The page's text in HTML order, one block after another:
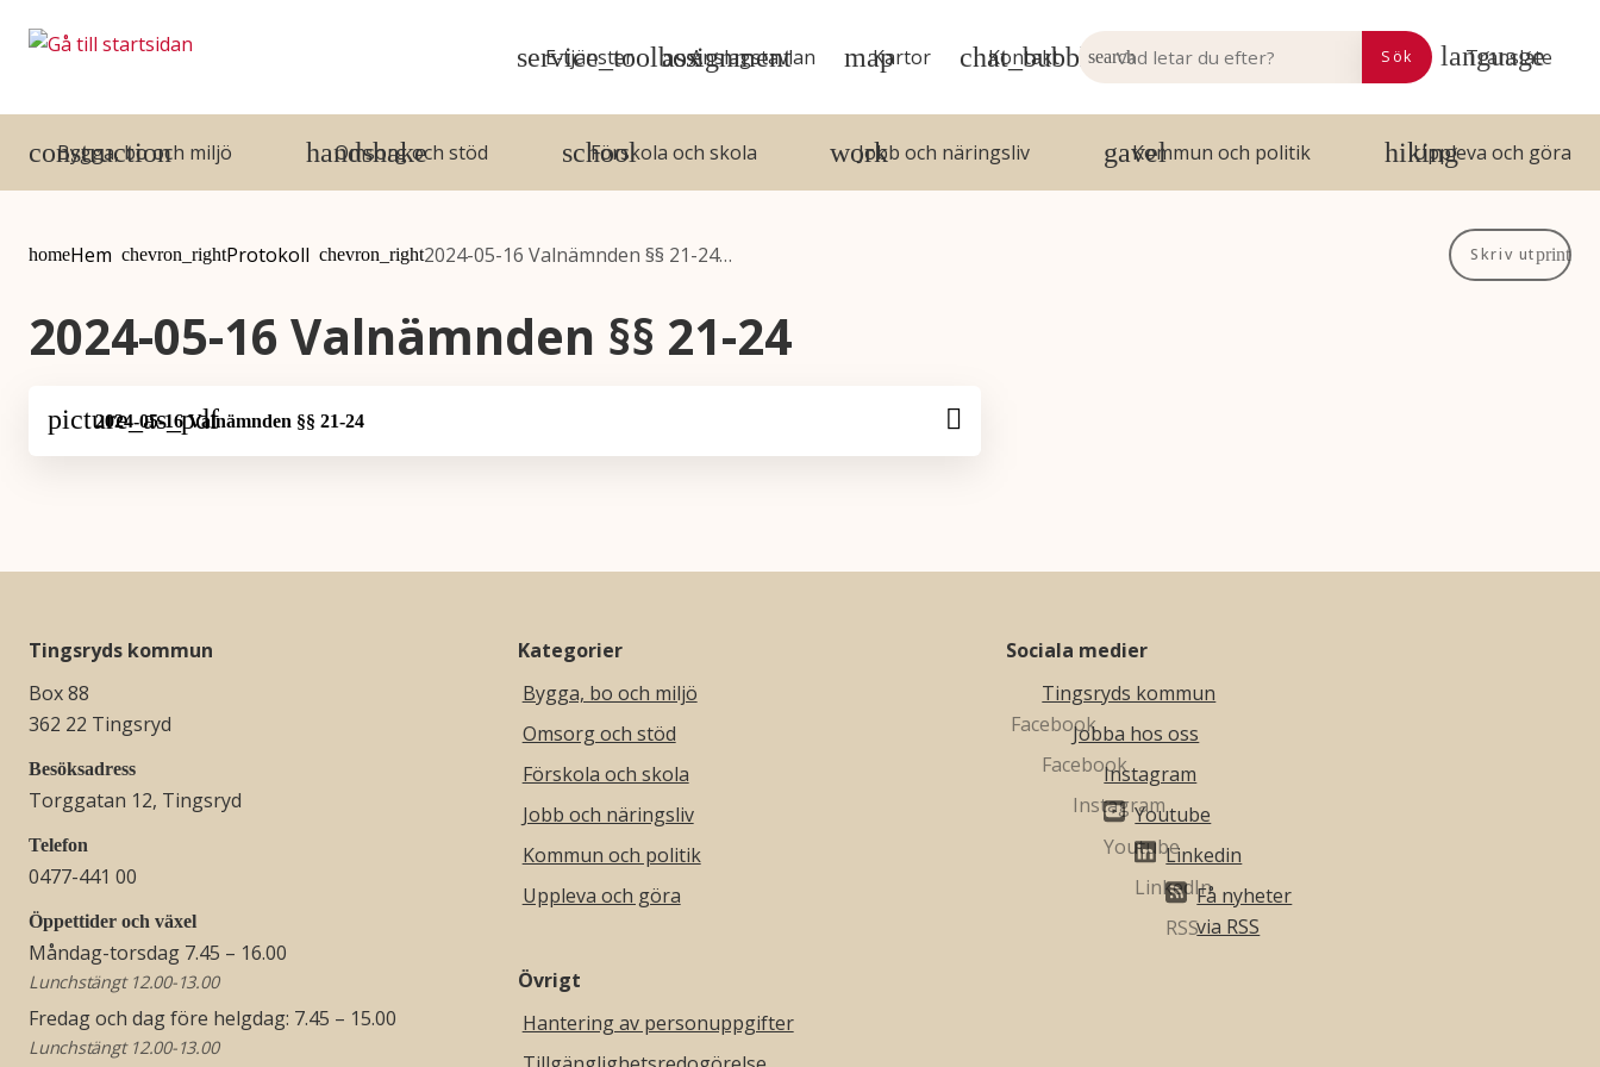
Gå till innehåll
Gå till huvudmeny
Translate
E-tjänster Anslagstavlan Kartor Kontakt
VAD LETAR DU EFTER?
Sök
Bygga, bo och miljö Omsorg och stöd Förskola och skola Jobb och näringsliv Kommun och politik Uppleva och göra
Du är här:
Hem Protokoll 2024-05-16 Valnämnden §§ 21-24… Skriv ut
2024-05-16 Valnämnden §§ 21-24
2024-05-16 Valnämnden §§ 21-24
Tingsryds kommun
Box 88
362 22 Tingsryd
Besöksadress
Torggatan 12, Tingsryd
Telefon
0477-441 00
Öppettider och växel
Måndag-torsdag 7.45 – 16.00
Lunchstängt 12.00-13.00
Fredag och dag före helgdag: 7.45 – 15.00
Lunchstängt 12.00-13.00
Kategorier
Bygga, bo och miljö
Omsorg och stöd
Förskola och skola
Jobb och näringsliv
Kommun och politik
Uppleva och göra
Övrigt
Hantering av personuppgifter
Sociala medier
Tingsryds kommun
Jobba hos oss
Instagram
Youtube
Linkedin
Få nyheter
via RSS